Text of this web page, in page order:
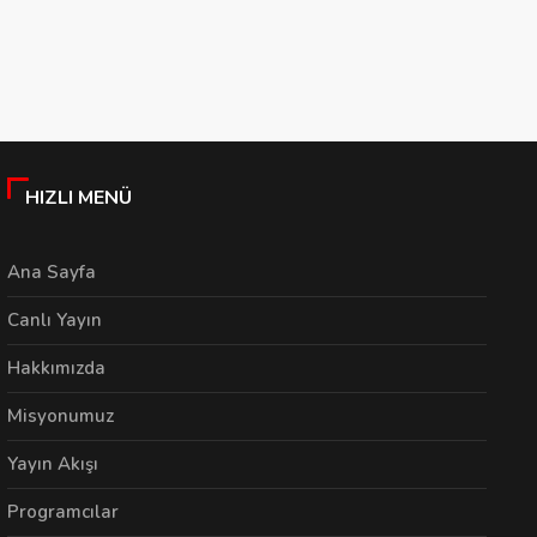
HIZLI MENÜ
Ana Sayfa
Canlı Yayın
Hakkımızda
Misyonumuz
Yayın Akışı
Programcılar